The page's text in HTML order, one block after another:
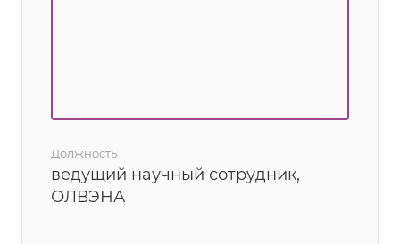
Должность
ведущий научный сотрудник,
ОЛВЭНА